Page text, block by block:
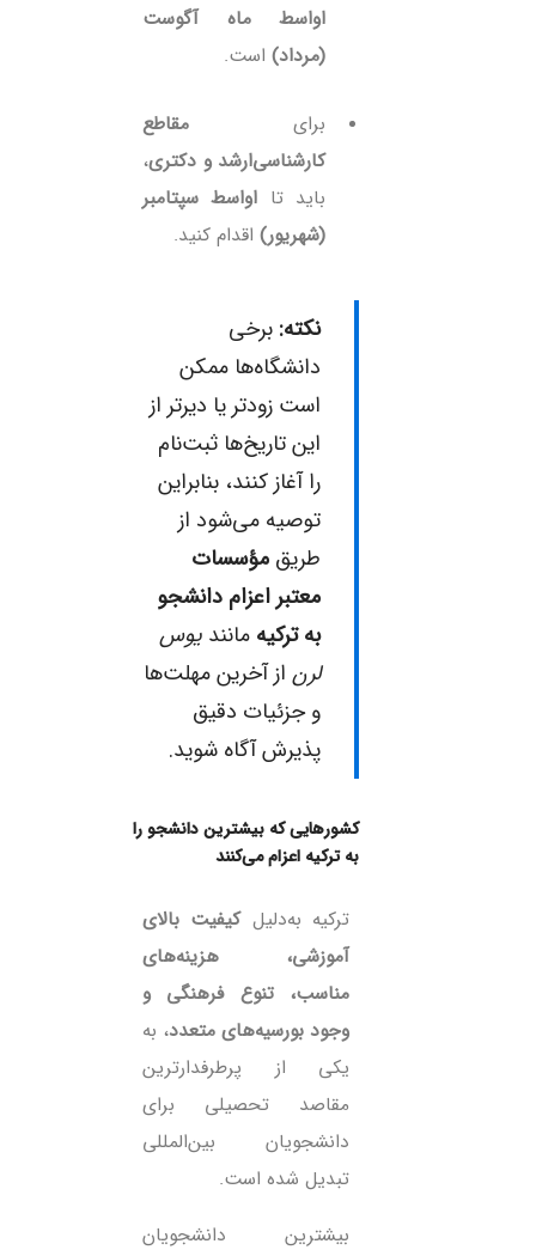
اواسط ماه آگوست
(مرداد)است.
برایمقاطع
کارشناسی‌ارشد و دکتری،
باید تا اواسط سپتامبر
(شهریور)اقدام کنید.
نکته: برخی
دانشگاه‌ها ممکن
است زودتر یا دیرتر از
این تاریخ‌ها ثبت‌نام
را آغاز کنند، بنابراین
توصیه می‌شود از
طریق مؤسسات
معتبر اعزام دانشجو
به ترکیه مانند یوس
لرناز آخرین مهلت‌ها
و جزئیات دقیق
پذیرش آگاه شوید.
کشورهایی که بیشترین دانشجو را
به ترکیه اعزام می‌کنند
ترکیه به‌دلیلکیفیت بالای
آموزشی، هزینه‌های
مناسب، تنوع فرهنگی و
وجود بورسیه‌های متعدد، به
یکی از پرطرفدارترین
مقاصد تحصیلی برای
دانشجویان بین‌المللی
تبدیل شده است.
بیشترین دانشجویان